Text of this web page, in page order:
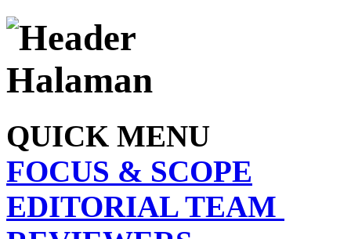
QUICK MENU
FOCUS & SCOPE
EDITORIAL TEAM